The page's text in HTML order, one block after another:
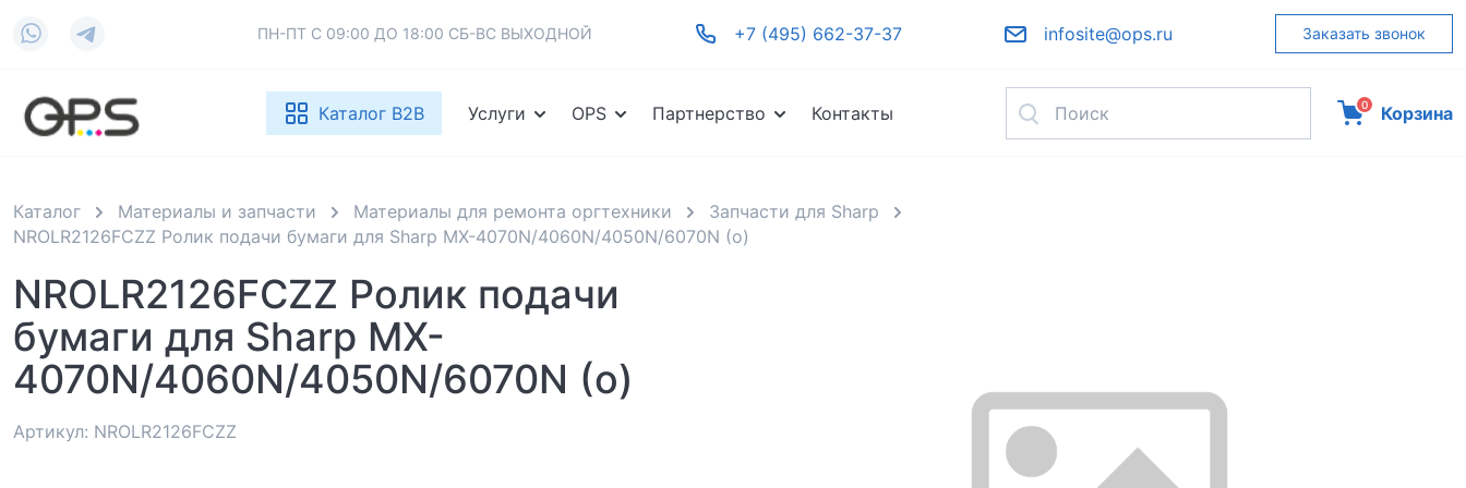
ПН-ПТ С 09:00 ДО 18:00 СБ-ВС ВЫХОДНОЙ +7 (495) 662-37-37 infosite@ops.ru Заказать звонок
Каталог B2B Услуги OPS Партнерство Контакты 0 Корзина
Каталог Материалы и запчасти Материалы для ремонта оргтехники
Запчасти для Sharp
NROLR2126FCZZ Ролик подачи бумаги для Sharp MX-4070N/4060N/4050N/6070N (о)
NROLR2126FCZZ Ролик подачи
бумаги для Sharp MX-
4070N/4060N/4050N/6070N (о)
Артикул: NROLR2126FCZZ